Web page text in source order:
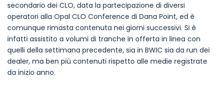
secondario dei CLO, data la partecipazione di diversi
operatori alla Opal CLO Conference di Dana Point, ed è
comunque rimasta contenuta nei giorni successivi. Si è
infatti assistito a volumi di tranche in offerta in linea con
quelli della settimana precedente, sia in BWIC sia da run dei
dealer, ma ben più contenuti rispetto alle medie registrate
da inizio anno.